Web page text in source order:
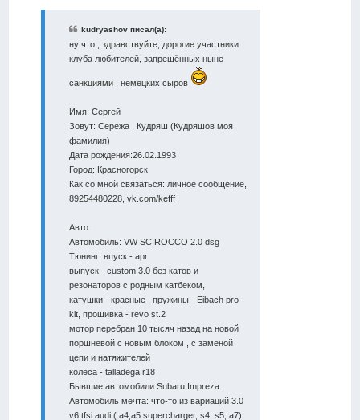
kudryashov писал(а):
ну что , здравствуйте, дорогие участники
клуба любителей, запрещённых ныне
санкциями , немецких сыров
Имя: Сергей
Зовут: Сережа , Кудряш (Кудряшов моя
фамилия)
Дата рождения:26.02.1993
Город: Красногорск
Как со мной связаться: личное сообщение,
89254480228, vk.com/kefff
Авто:
Автомобиль: VW SCIROCCO 2.0 dsg
Тюнинг: впуск - apr
выпуск - custom 3.0 без катов и
резонаторов с родным катбеком,
катушки - красные , пружины - Eibach pro-
kit, прошивка - revo st.2
мотор перебран 10 тысяч назад на новой
поршневой с новым блоком , с заменой
цепи и натяжителей
колеса - talladega r18
Бывшие автомобили Subaru Impreza
Автомобиль мечта: что-то из вариаций 3.0
v6 tfsi audi ( a4,a5 supercharger, s4, s5, a7)